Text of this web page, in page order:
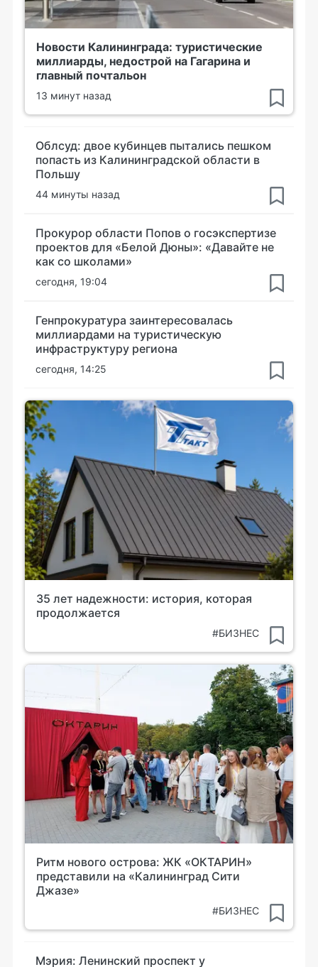
Новости Калининграда: туристические
миллиарды, недострой на Гагарина и
главный почтальон
13 минут назад
Облсуд: двое кубинцев пытались пешком
попасть из Калининградской области в
Польшу
44 минуты назад
Прокурор области Попов о госэкспертизе
проектов для «Белой Дюны»: «Давайте не
как со школами»
сегодня, 19:04
Генпрокуратура заинтересовалась
миллиардами на туристическую
инфраструктуру региона
сегодня, 14:25
35 лет надежности: история, которая
продолжается
#БИЗНЕС
Ритм нового острова: ЖК «ОКТАРИН»
представили на «Калининград Сити
Джазе»
#БИЗНЕС
Мэрия: Ленинский проспект у